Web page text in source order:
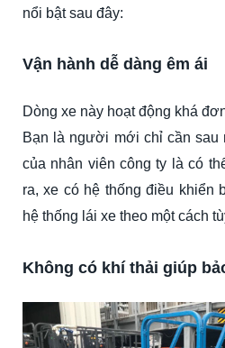
nổi bật sau đây:
Vận hành dễ dàng êm ái
Dòng xe này hoạt động khá
Bạn là người mới chỉ cần sau
của nhân viên công ty là có
ra, xe có hệ thống điều khiển
hệ thống lái xe theo một cách
Không có khí thải giúp